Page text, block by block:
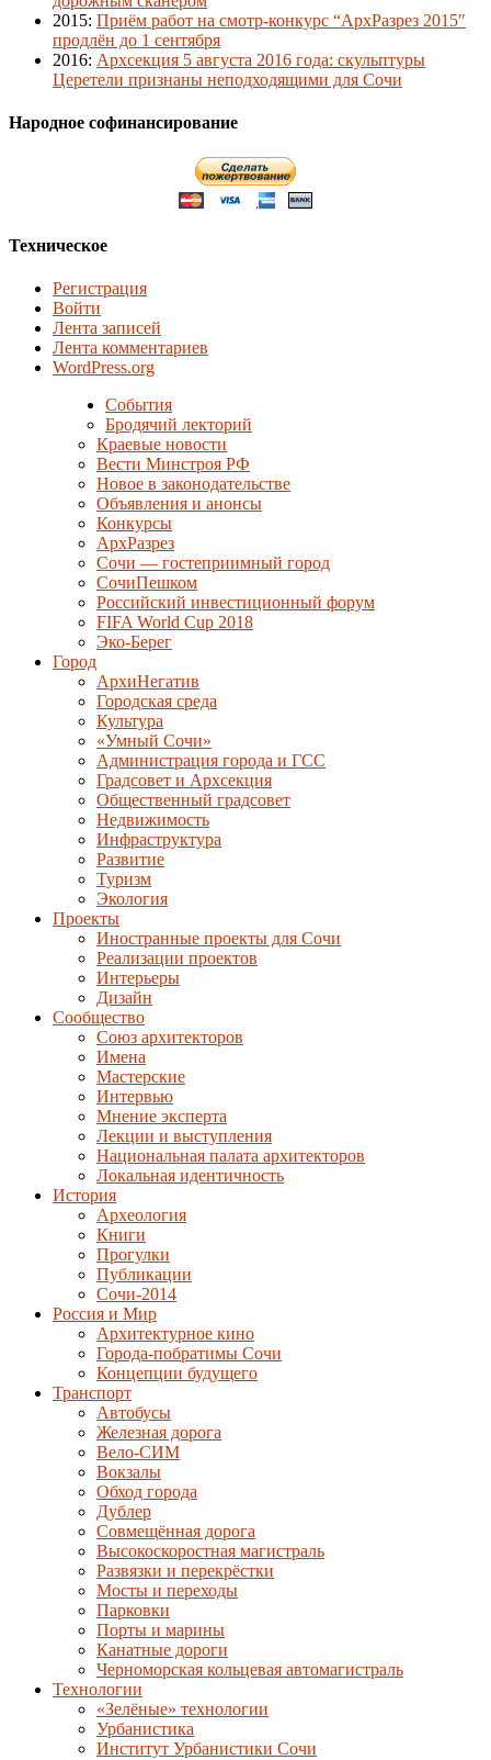
2015: Приём работ на смотр-конкурс “АрхРазрез 2015″
продлён до 1 сентября
2016: Архсекция 5 августа 2016 года: скульптуры
Церетели признаны неподходящими для Сочи
Народное софинансирование
Техническое
Регистрация
Войти
Лента записей
Лента комментариев
WordPress.org
События
Бродячий лекторий
Краевые новости
Вести Минстроя РФ
Новое в законодательстве
Объявления и анонсы
Конкурсы
АрхРазрез
Сочи — гостеприимный город
СочиПешком
Российский инвестиционный форум
FIFA World Cup 2018
Эко-Берег
Город
АрхиНегатив
Городская среда
Культура
«Умный Сочи»
Администрация города и ГСС
Градсовет и Архсекция
Общественный градсовет
Недвижимость
Инфраструктура
Развитие
Туризм
Экология
Проекты
Иностранные проекты для Сочи
Реализации проектов
Интерьеры
Дизайн
Сообщество
Союз архитекторов
Имена
Мастерские
Интервью
Мнение эксперта
Лекции и выступления
Национальная палата архитекторов
Локальная идентичность
История
Археология
Книги
Прогулки
Публикации
Сочи-2014
Россия и Мир
Архитектурное кино
Города-побратимы Сочи
Концепции будущего
Транспорт
Автобусы
Железная дорога
Вело-СИМ
Вокзалы
Обход города
Дублер
Совмещённая дорога
Высокоскоростная магистраль
Развязки и перекрёстки
Мосты и переходы
Парковки
Порты и марины
Канатные дороги
Черноморская кольцевая автомагистраль
Технологии
«Зелёные» технологии
Урбанистика
Институт Урбанистики Сочи